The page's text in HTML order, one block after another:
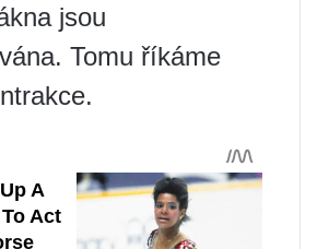
jsou
Tomu říkáme